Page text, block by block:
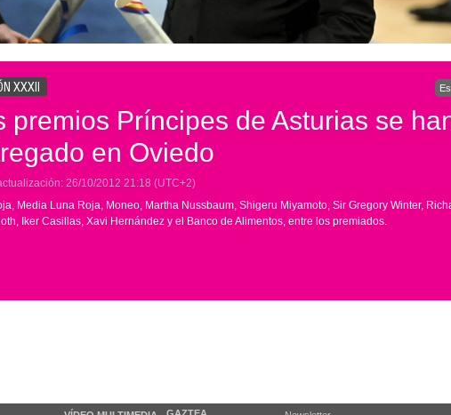
XXXII
premios Príncipes de Asturias se
en Oviedo
26/10/2012 21:18 (UTC+2)
Media Luna Roja, Moneo, Martha Nussbaum, Shigeru Miyamoto, Sir Gregory Winter,
Iker Casillas, Xavi Hernández y el Banco de Alimentos, entre los premiados.